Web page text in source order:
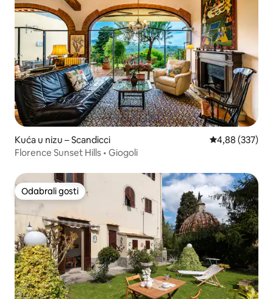
Kuća u nizu – Scandicci Prosječna
4,88 (337)
Florence Sunset Hills • Giogoli
Odabrali gosti
Odabrali gosti